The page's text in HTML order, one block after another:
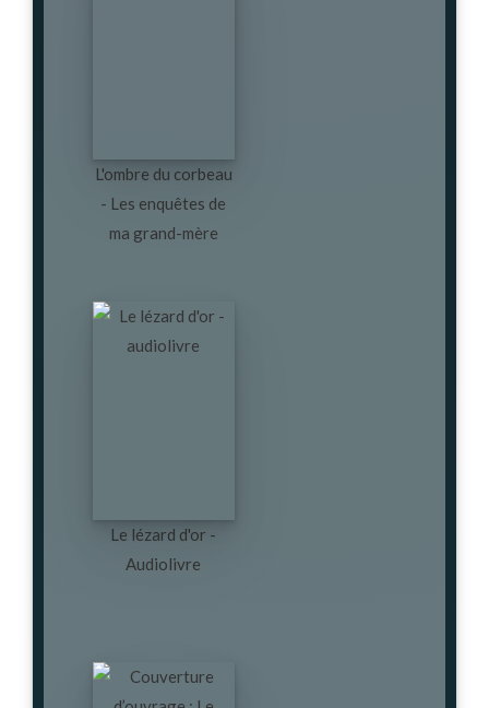
L'ombre du corbeau
- Les enquêtes de
ma grand-mère
Le lézard d'or -
Audiolivre